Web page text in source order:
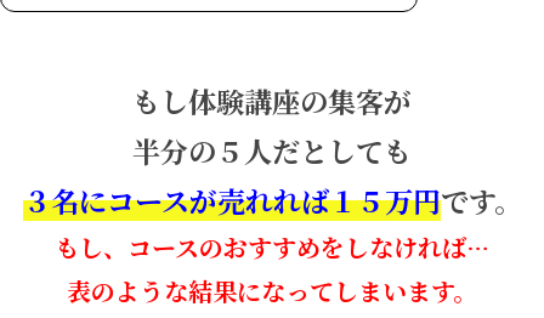
もし体験講座の集客が
半分の５人だとしても
３名にコースが売れれば１５万円です。
もし、コースのおすすめをしなければ…
表のような結果になってしまいます。